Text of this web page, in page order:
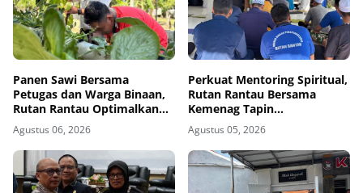
Panen Sawi Bersama
Petugas dan Warga Binaan,
Rutan Rantau Optimalkan
Lahan SAE untuk Pembinaan
Kemandirian
Agustus 06, 2026
Perkuat Mentoring Spiritual,
Rutan Rantau Bersama
Kemenag Tapin
Selenggarakan Kegiatan
Tausyiah
Agustus 05, 2026